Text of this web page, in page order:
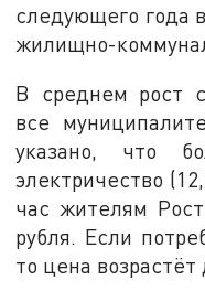
следующего года
жилищно-
В среднем рост
все
указано, что
электричество
час жителям
рубля. Если
то цена возрастёт